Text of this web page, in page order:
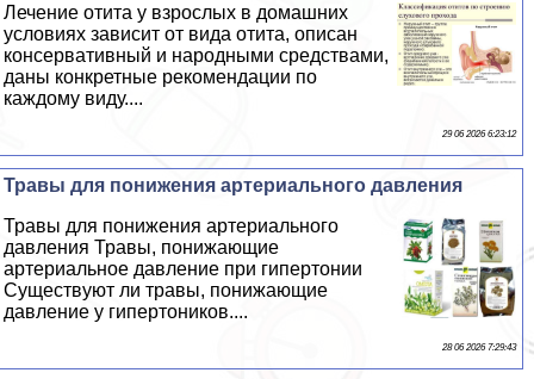
Лечение отита у взрослых в домашних
условиях зависит от вида отита, описан
консервативный и народными средствами,
даны конкретные рекомендации по
каждому виду....
29 06 2026 6:23:12
Травы для понижения артериального давления
Травы для понижения артериального
давления Травы, понижающие
артериальное давление при гипертонии
Существуют ли травы, понижающие
давление у гипертоников....
28 06 2026 7:29:43